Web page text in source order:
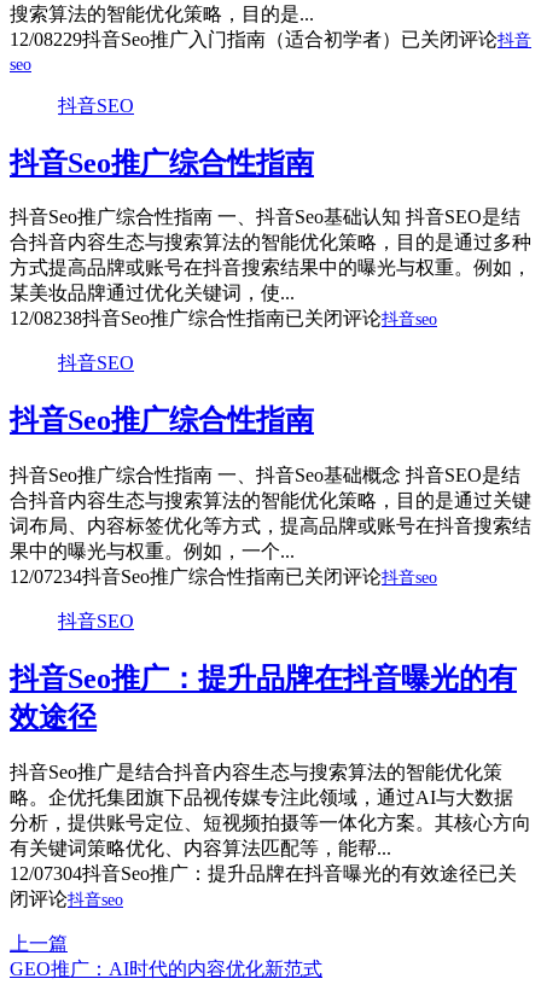
搜索算法的智能优化策略，目的是...
12/08229抖音Seo推广入门指南（适合初学者） 已关闭评论抖音
seo
抖音SEO
抖音Seo推广综合性指南
抖音Seo推广综合性指南 一、抖音Seo基础认知 抖音SEO是结
合抖音内容生态与搜索算法的智能优化策略，目的是通过多种
方式提高品牌或账号在抖音搜索结果中的曝光与权重。例如，
某美妆品牌通过优化关键词，使...
12/08238抖音Seo推广综合性指南已关闭评论抖音seo
抖音SEO
抖音Seo推广综合性指南
抖音Seo推广综合性指南 一、抖音Seo基础概念 抖音SEO是结
合抖音内容生态与搜索算法的智能优化策略，目的是通过关键
词布局、内容标签优化等方式，提高品牌或账号在抖音搜索结
果中的曝光与权重。例如，一个...
12/07234抖音Seo推广综合性指南已关闭评论抖音seo
抖音SEO
抖音Seo推广：提升品牌在抖音曝光的有
效途径
抖音Seo推广是结合抖音内容生态与搜索算法的智能优化策
略。企优托集团旗下品视传媒专注此领域，通过AI与大数据
分析，提供账号定位、短视频拍摄等一体化方案。其核心方向
有关键词策略优化、内容算法匹配等，能帮...
12/07304抖音Seo推广：提升品牌在抖音曝光的有效途径已关
闭评论抖音seo
上一篇
GEO推广：AI时代的内容优化新范式